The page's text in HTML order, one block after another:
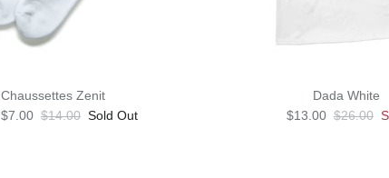
Chaussettes Zenit
$7.00 $14.00 Sold Out
Dada White
$13.00 $26.00